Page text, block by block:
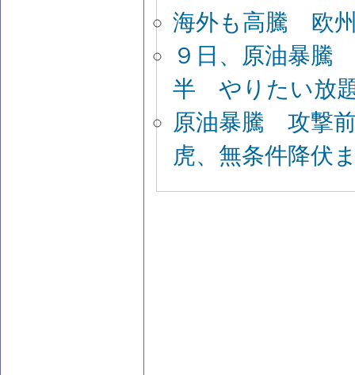
海外も高騰 欧
９日、原油暴
半 やりたい放
原油暴騰 攻撃
虎、無条件降伏